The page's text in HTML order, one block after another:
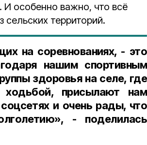
особенно важно, что всё
территорий.
на соревнованиях, - это
нашим спортивным
здоровья на селе, где
ходьбой, присылают нам
и очень рады, что
- поделилась